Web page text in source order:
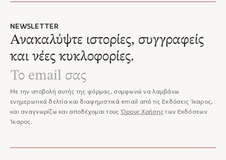
NEWSLETTER
Ανακαλύψτε ιστορίες, συγγραφείς
και νέες κυκλοφορίες.
Με την υποβολή αυτής της φόρμας, συμφωνώ να λαμβάνω
ενημερωτικά δελτία και διαφημιστικά email από τις Εκδόσεις Ίκαρος,
και αναγνωρίζω και αποδέχομαι τους Όρους Χρήσης των Εκδόσεων
Ίκαρος.